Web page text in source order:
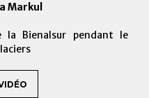
Markul
la Bienalsur pendant le